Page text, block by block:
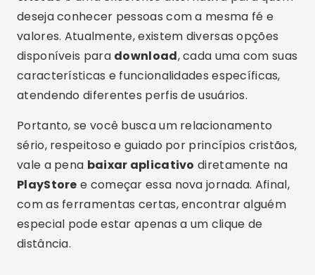
Rodrigo Oliveira
Autor do site Crismob.
Artigos Relacionados